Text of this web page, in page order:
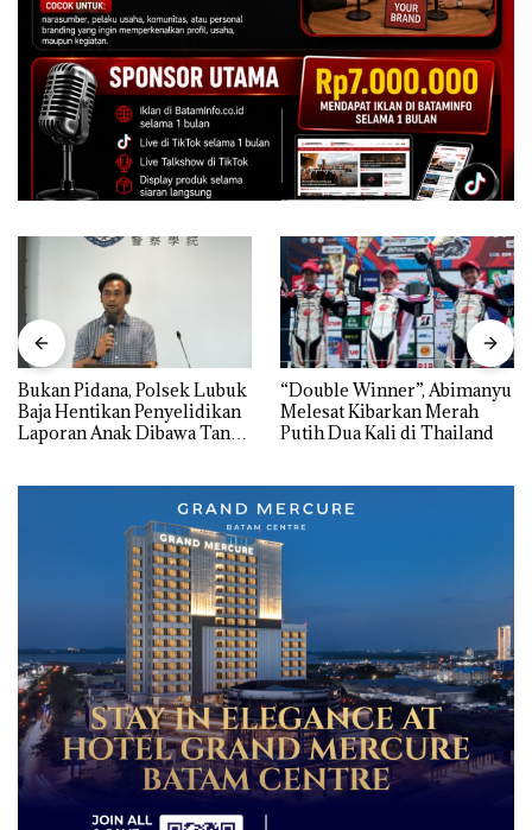
Bukan Pidana, Polsek Lubuk
Baja Hentikan Penyelidikan
Laporan Anak Dibawa Tanpa
“Double Winner”, Abimanyu
Melesat Kibarkan Merah
Putih Dua Kali di Thailand